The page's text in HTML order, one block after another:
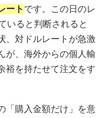
ートです。この日のレ
いると判断されると
、対ドルレートが急激
が、海外からの個人輸
裕を持たせて注文をす
「購入金額だけ」を意